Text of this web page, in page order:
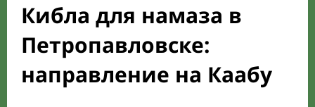
Кибла для намаза в
Петропавловске:
направление на Каабу